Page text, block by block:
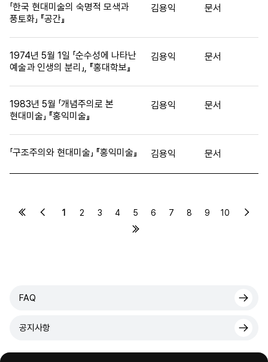
「한국 현대미술의 숙명적 모색과
풍토화」 『공간』
김용익 문서
1974년 5월 1일 「순수성에 나타난
예술과 인생의 분리」, 『홍대학보』
김용익 문서
1983년 5월 「개념주의로 본
현대미술」 『홍익미술』
김용익 문서
「구조주의와 현대미술」 『홍익미술』 김용익 문서
1 2 3 4 5 6 7 8 9 10
FAQ
공지사항